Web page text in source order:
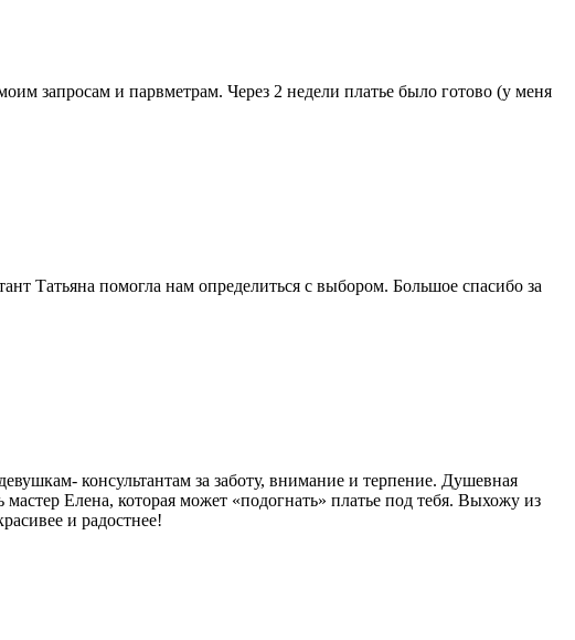
запросам и парвметрам. Через 2 недели платье было готово (у меня
Татьяна помогла нам определиться с выбором. Большое спасибо за
консультантам за заботу, внимание и терпение. Душевная
Елена, которая может «подогнать» платье под тебя. Выхожу из
и радостнее!